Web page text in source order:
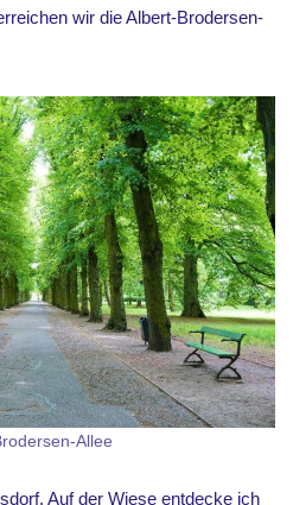
wir die Albert-Brodersen-
Allee
Auf der Wiese entdecke ich